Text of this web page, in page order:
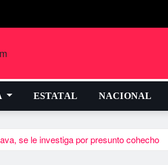
ESTATAL NACIONAL
se le investiga por presunto cohecho